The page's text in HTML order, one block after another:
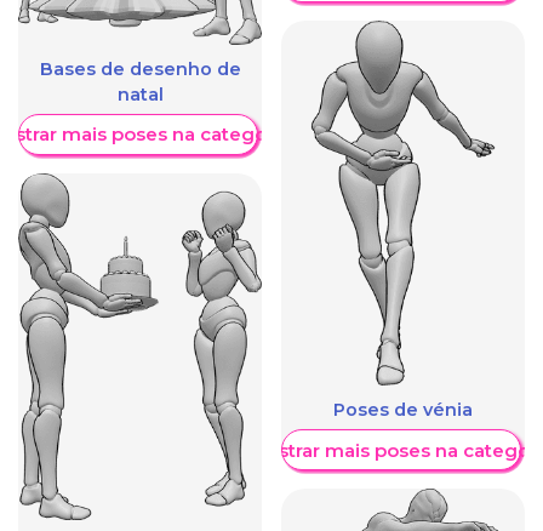
Bases de desenho de
natal
mais poses na categoria
Poses de vénia
Mostrar mais poses na